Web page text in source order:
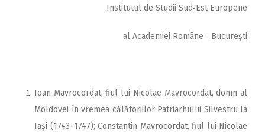
Institutul de Studii Sud‑Est Europene
al Academiei Române ‑ Bucureşti
Ioan Mavrocordat, fiul lui Nicolae Mavrocordat, domn al
Moldovei în vremea călătoriilor Patriarhului Silvestru la
Iaşi (1743–1747); Constantin Mavrocordat, fiul lui Nicolae